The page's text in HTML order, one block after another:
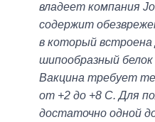
владеет компания
содержит
в который
шипообразный белок
Вакцина требует
от +2 до +8 С. Для
достаточно одной